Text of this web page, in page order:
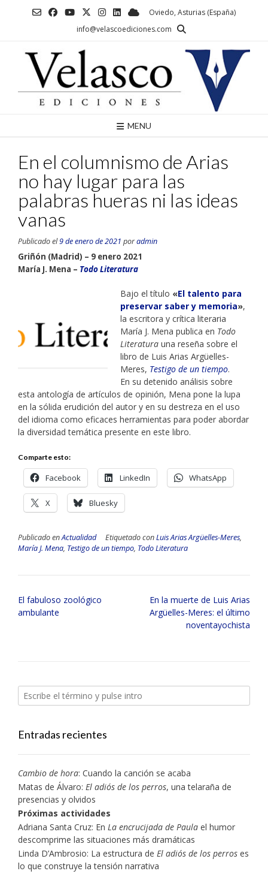
Oviedo, Asturias (España)
info@velascoediciones.com
MENU
En el columnismo de Arias
no hay lugar para las
palabras hueras ni las ideas
vanas
Publicado el9 de enero de 2021 poradmin
Griñón (Madrid) – 9 enero 2021
María J. Mena – Todo Literatura
Bajo el título «El talento para
preservar saber y memoria»,
la escritora y crítica literaria
María J. Mena publica en Todo
Literatura una reseña sobre el
libro de Luis Arias Argüelles-
Meres, Testigo de un tiempo.
En su detenido análisis sobre
esta antología de artículos de opinión, Mena pone la lupa
en la sólida erudición del autor y en su destreza en el uso
del idioma como eficaces herramientas para poder abordar
la diversidad temática presente en este libro.
Comparte esto:
Facebook LinkedIn WhatsApp
X Bluesky
Publicado enActualidad Etiquetado conLuis Arias Argüelles-Meres,
María J. Mena, Testigo de un tiempo, Todo Literatura
Navegación
de
El fabuloso zoológico
ambulante
En la muerte de Luis Arias
Argüelles-Meres: el último
noventayochista
Entradas recientes
Cambio de hora: Cuando la canción se acaba
Matas de Álvaro: El adiós de los perros, una telaraña de
presencias y olvidos
Próximas actividades
Adriana Santa Cruz: En La encrucijada de Paula el humor
descomprime las situaciones más dramáticas
Linda D’Ambrosio: La estructura de El adiós de los perros es
lo que construye la tensión narrativa